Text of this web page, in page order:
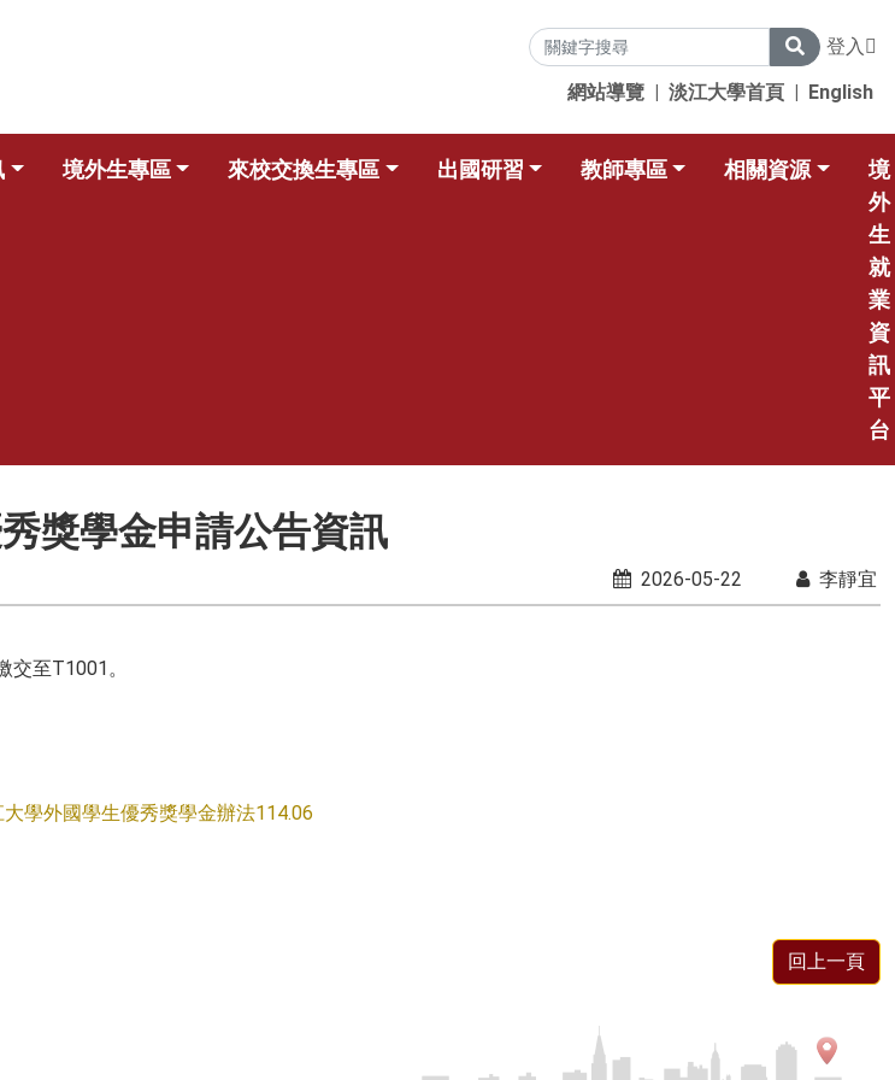
登入
網站導覽 | 淡江大學首頁 | English
境外生專區 來校交換生專區 出國研習 教師專區 相關資源
境
外
生
就
業
資
訊
平
台
獎學金申請公告資訊
2026-05-22 李靜宜
至T1001。
學外國學生優秀獎學金辦法114.06
回上一頁